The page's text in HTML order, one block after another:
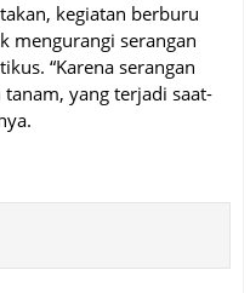
kegiatan berburu
mengurangi serangan
“Karena serangan
yang terjadi saat-